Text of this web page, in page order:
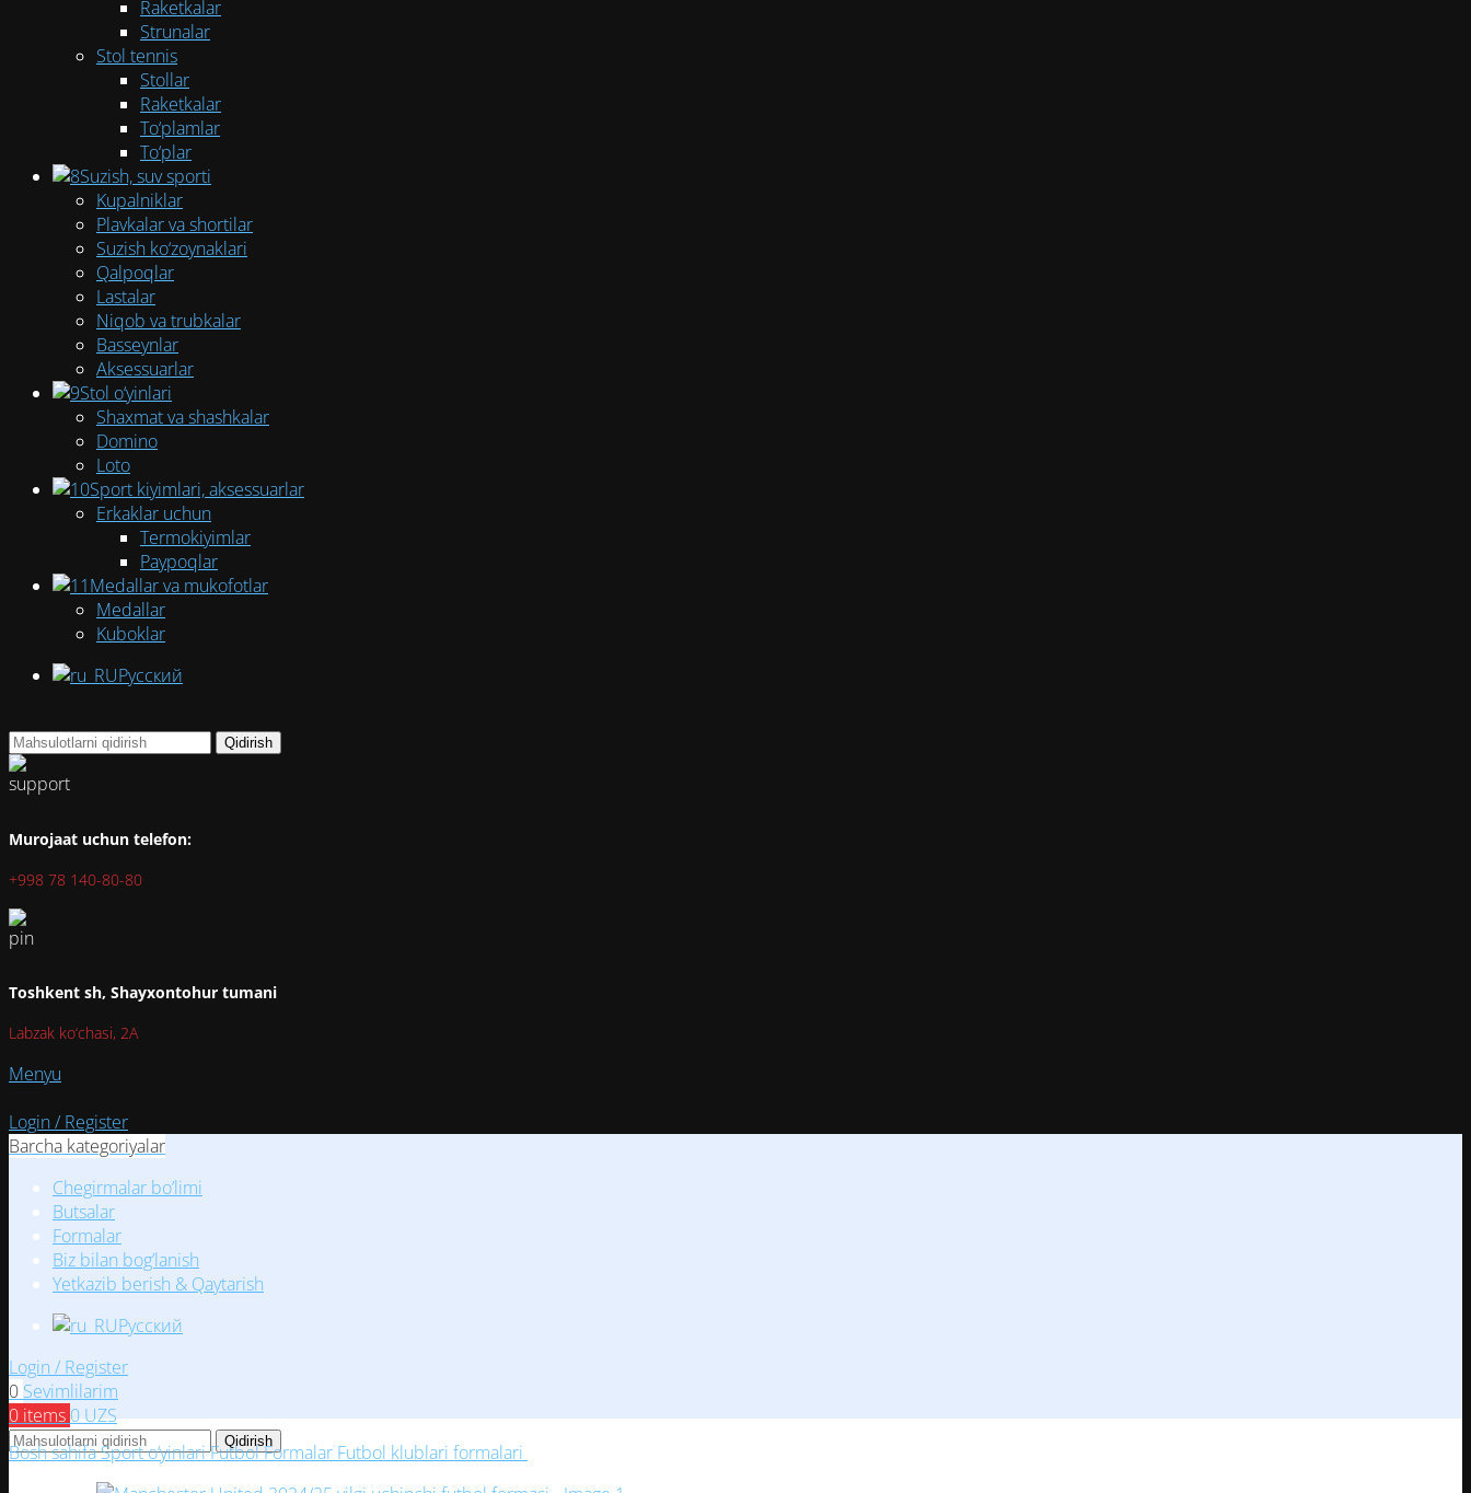
Raketkalar
Strunalar
Stol tennis
Stollar
Raketkalar
To‘plamlar
To‘plar
Suzish, suv sporti
Kupalniklar
Plavkalar va shortilar
Suzish ko‘zoynaklari
Qalpoqlar
Lastalar
Niqob va trubkalar
Basseynlar
Aksessuarlar
Stol o‘yinlari
Shaxmat va shashkalar
Domino
Loto
Sport kiyimlari, aksessuarlar
Erkaklar uchun
Termokiyimlar
Paypoqlar
Medallar va mukofotlar
Medallar
Kuboklar
Русский
Qidirish
Murojaat uchun telefon:
+998 78 140-80-80
Toshkent sh, Shayxontohur tumani
Labzak ko‘chasi, 2A
Menyu
Login / Register
Barcha kategoriyalar
Chegirmalar bo’limi
Butsalar
Formalar
Biz bilan bog’lanish
Yetkazib berish & Qaytarish
Русский
Login / Register
0 Sevimlilarim
0 items0UZS
Qidirish
Bosh sahifaSport o‘yinlariFutbolFormalar Futbol klublari formalari